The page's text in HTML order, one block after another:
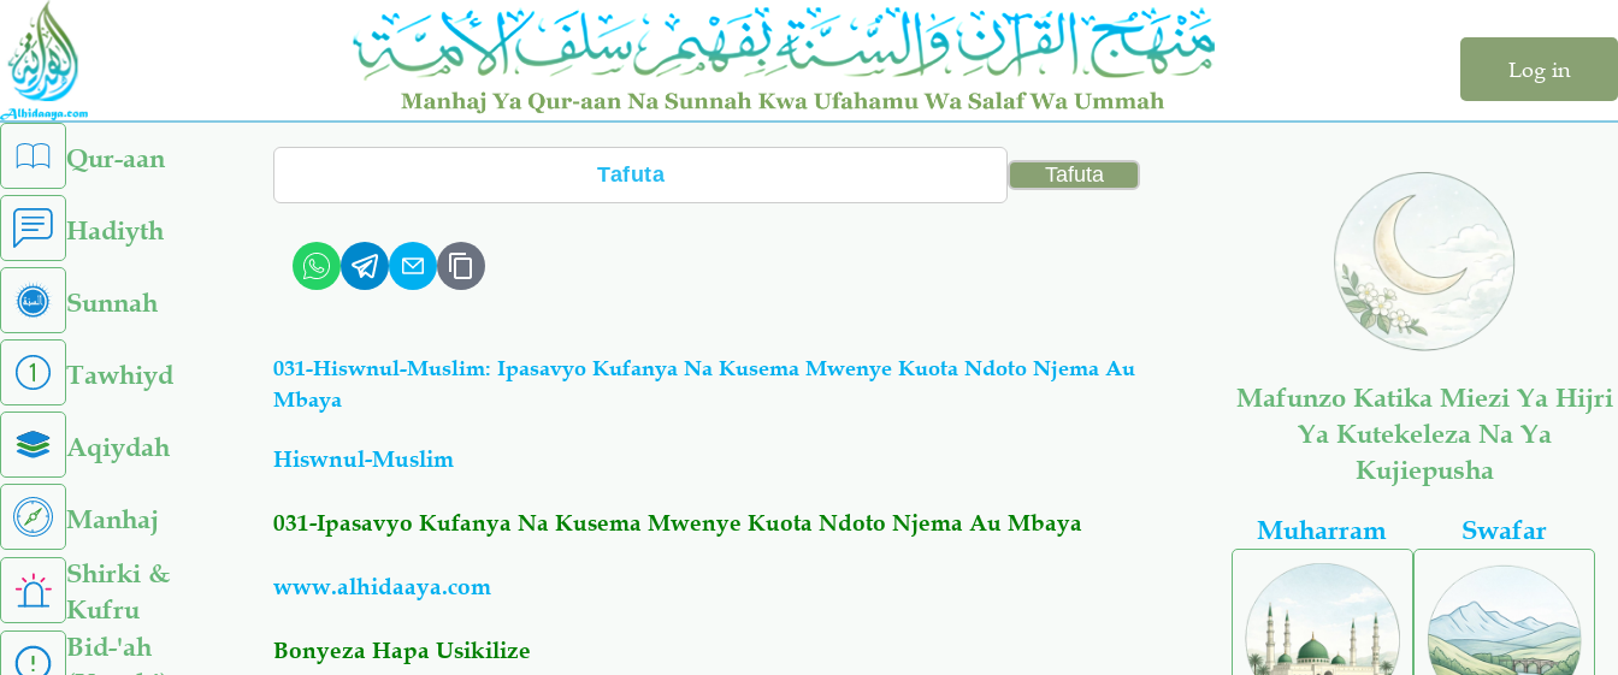
Skip
main
content
Log in
left
sidebar
menu
Qur-aan
Hadiyth
Sunnah
Tawhiyd
Aqiydah
Manhaj
Shirki &
Kufru
Bid-'ah
Search
031-Hiswnul-Muslim: Ipasavyo Kufanya Na Kusema Mwenye Kuota Ndoto Njema Au
Mbaya
Hiswnul-Muslim
031-Ipasavyo Kufanya Na Kusema Mwenye Kuota Ndoto Njema Au Mbaya
www.alhidaaya.com
Bonyeza Hapa Usikilize
Mafunzo Katika Miezi Ya Hijri
Ya Kutekeleza Na Ya
Kujiepusha
Muharram
Swafar